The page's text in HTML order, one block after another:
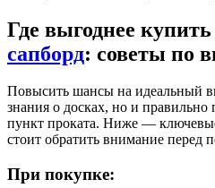
Где выгоднее
сапборд: советы по
Повысить шансы на идеальный
знания о досках, но и
пункт проката. Ниже —
стоит обратить внимание перед
При покупке: